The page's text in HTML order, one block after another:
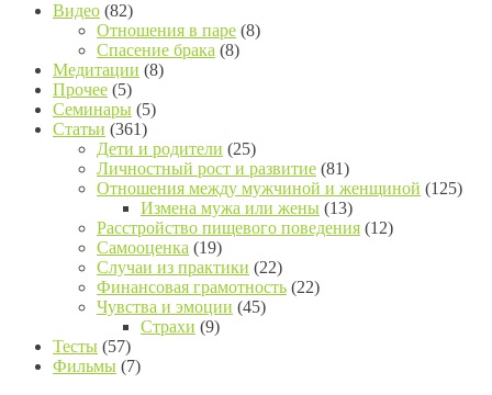
Видео (82)
Отношения в паре (8)
Спасение брака (8)
Медитации (8)
Прочее (5)
Семинары (5)
Статьи (361)
Дети и родители (25)
Личностный рост и развитие (81)
Отношения между мужчиной и женщиной (125)
Измена мужа или жены (13)
Расстройство пищевого поведения (12)
Самооценка (19)
Случаи из практики (22)
Финансовая грамотность (22)
Чувства и эмоции (45)
Страхи (9)
Тесты (57)
Фильмы (7)